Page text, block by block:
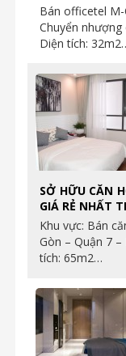
Bán officetel
Chuyển
Diện tích:
SỞ HỮU CĂN
GIÁ RẺ NHẤT
Khu vực: Bán
Gòn – Quận 7
tích: 65m2…